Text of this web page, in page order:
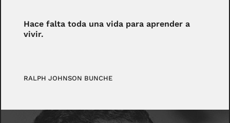
Hace falta toda una vida para aprender a
vivir.
RALPH JOHNSON BUNCHE